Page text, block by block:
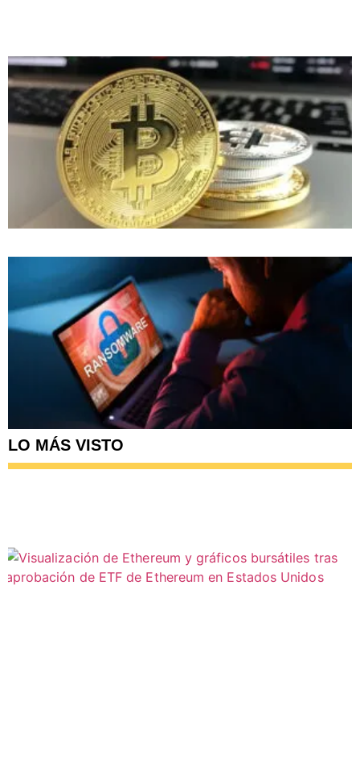
LO MÁS VISTO